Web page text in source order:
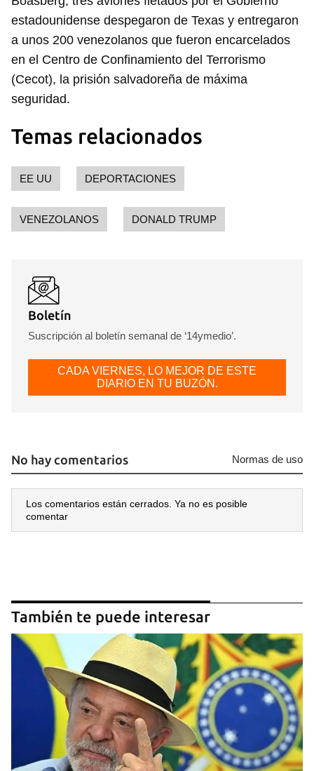
Guardar como favorito
Para poder guardar como favorito, primero has de
iniciar sesión con tu cuenta de 14ymedio.
estadounidense despegaron de Texas y entregaron
a unos 200 venezolanos que fueron encarcelados
en el Centro de Confinamiento del Terrorismo
(Cecot), la prisión salvadoreña de máxima
seguridad.
Temas relacionados
EE UU DEPORTACIONES
VENEZOLANOS DONALD TRUMP
Boletín
Suscripción al boletín semanal de ‘14ymedio’.
CADA VIERNES, LO MEJOR DE ESTE
DIARIO EN TU BUZÓN.
No hay comentarios Normas de uso
Los comentarios están cerrados. Ya no es posible
comentar
También te puede interesar